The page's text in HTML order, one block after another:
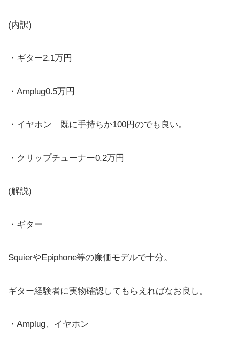
(内訳)
・ギター2.1万円
・Amplug0.5万円
・イヤホン 既に手持ちか100円のでも良い。
・クリップチューナー0.2万円
(解説)
・ギター
SquierやEpiphone等の廉価モデルで十分。
ギター経験者に実物確認してもらえればなお良し。
・Amplug、イヤホン